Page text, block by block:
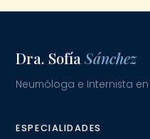
Dra. SofíaSánchez
Neumóloga e Internista en
ESPECIALIDADES